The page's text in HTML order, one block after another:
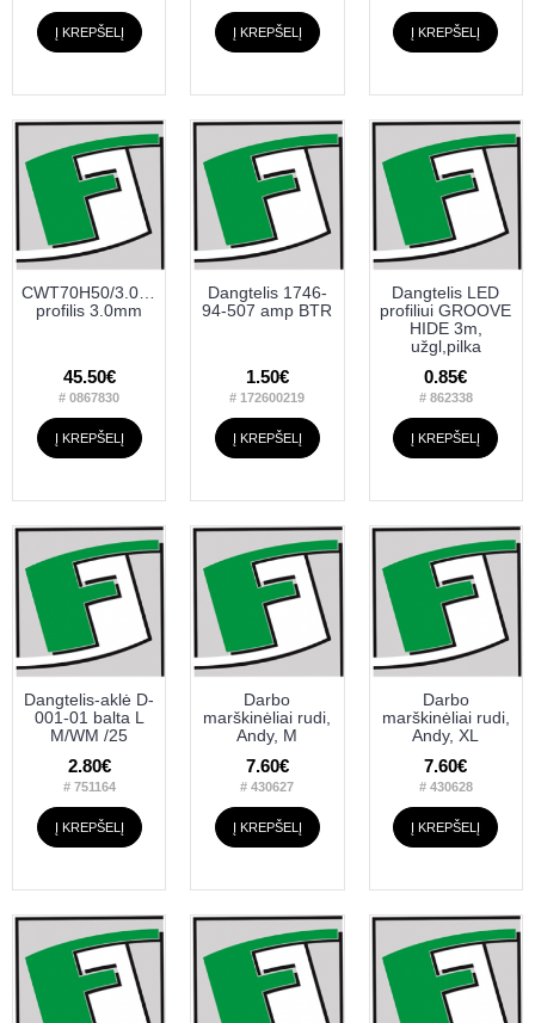
Į KREPŠELĮ Į KREPŠELĮ Į KREPŠELĮ
CWT70H50/3.0NMC
profilis 3.0mm
45.50€
# 0867830
Į KREPŠELĮ
Dangtelis 1746-
94-507 amp BTR
1.50€
# 172600219
Į KREPŠELĮ
Dangtelis LED
profiliui GROOVE
HIDE 3m,
užgl,pilka
0.85€
# 862338
Į KREPŠELĮ
Dangtelis-aklė D-
001-01 balta L
M/WM /25
2.80€
# 751164
Į KREPŠELĮ
Darbo
marškinėliai rudi,
Andy, M
7.60€
# 430627
Į KREPŠELĮ
Darbo
marškinėliai rudi,
Andy, XL
7.60€
# 430628
Į KREPŠELĮ